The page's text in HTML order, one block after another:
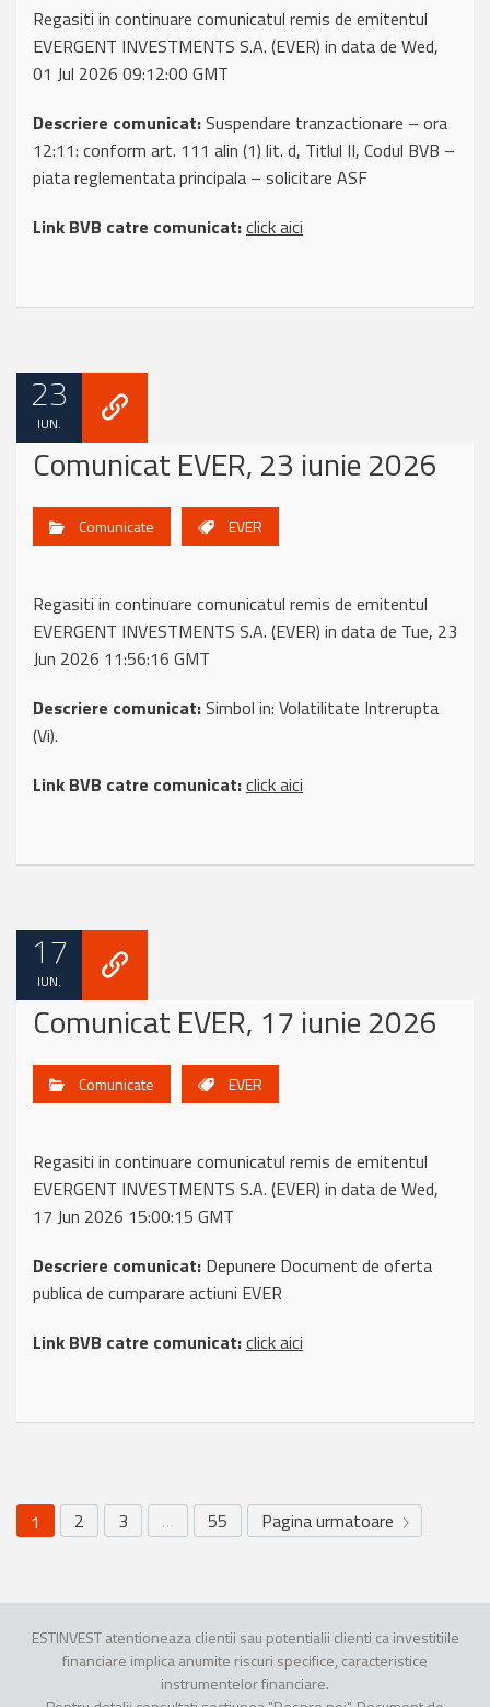
Regasiti in continuare comunicatul remis de emitentul
EVERGENT INVESTMENTS S.A. (EVER) in data de Wed,
01 Jul 2026 09:12:00 GMT
Descriere comunicat:Suspendare tranzactionare – ora
12:11: conform art. 111 alin (1) lit. d, Titlul II, Codul BVB –
piata reglementata principala – solicitare ASF
Link BVB catre comunicat:click aici
23
IUN.
Comunicat EVER, 23 iunie 2026
Comunicate EVER
Regasiti in continuare comunicatul remis de emitentul
EVERGENT INVESTMENTS S.A. (EVER) in data de Tue, 23
Jun 2026 11:56:16 GMT
Descriere comunicat:Simbol in: Volatilitate Intrerupta
(Vi).
Link BVB catre comunicat:click aici
17
IUN.
Comunicat EVER, 17 iunie 2026
Comunicate EVER
Regasiti in continuare comunicatul remis de emitentul
EVERGENT INVESTMENTS S.A. (EVER) in data de Wed,
17 Jun 2026 15:00:15 GMT
Descriere comunicat: Depunere Document de oferta
publica de cumparare actiuni EVER
Link BVB catre comunicat:click aici
1 2 3 … 55 Pagina urmatoare
ESTINVEST atentioneaza clientii sau potentialii clienti ca investitiile
financiare implica anumite riscuri specifice, caracteristice
instrumentelor financiare.